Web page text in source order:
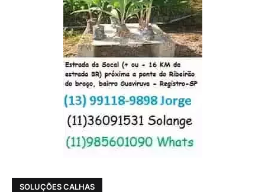
SOLUÇÕES CALHAS